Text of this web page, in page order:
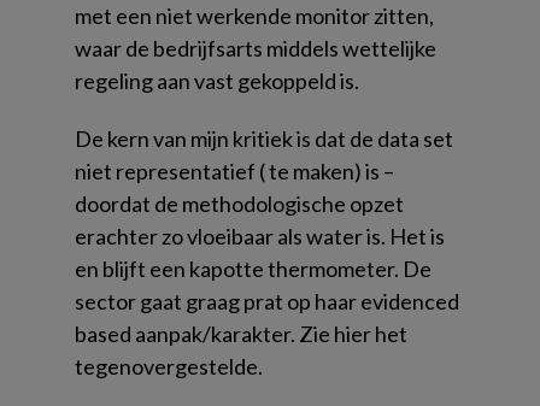
met een niet werkende monitor zitten,
waar de bedrijfsarts middels wettelijke
regeling aan vast gekoppeld is.
De kern van mijn kritiek is dat de data set
niet representatief ( te maken) is –
doordat de methodologische opzet
erachter zo vloeibaar als water is. Het is
en blijft een kapotte thermometer. De
sector gaat graag prat op haar evidenced
based aanpak/karakter. Zie hier het
tegenovergestelde.